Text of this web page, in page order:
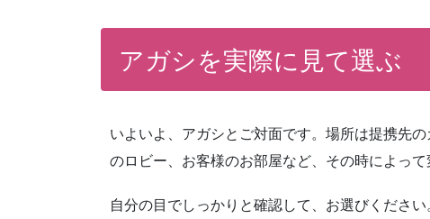
アガシを実際に見て選ぶ
いよいよ、アガシとご対面です。場所は提携先
のロビー、お客様のお部屋など、その時によって
自分の目でしっかりと確認して、お選びくださ